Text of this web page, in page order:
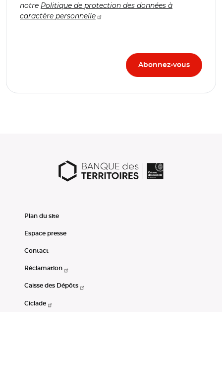
notre Politique de protection des données à
caractère personnelle
Plan du site
Espace presse
Contact
Réclamation
Caisse des Dépôts
Ciclade